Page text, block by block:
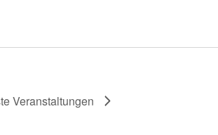
Veranstaltungen